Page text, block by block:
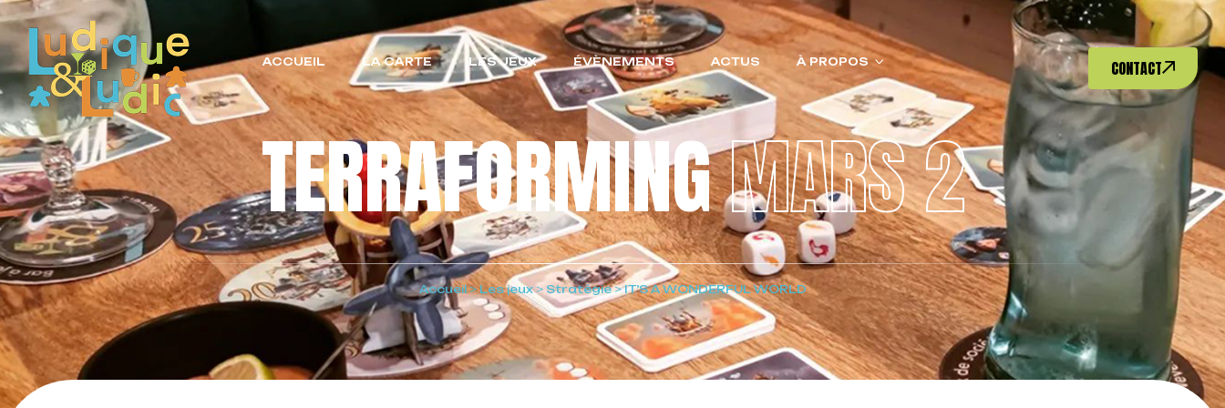
ACCUEIL LA CARTE LES JEUX ÉVÈNEMENTS ACTUS À PROPOS CONTACT
TERRAFORMINGMARS 2
Accueil>Les jeux> Stratégie>IT’S A WONDERFUL WORLD